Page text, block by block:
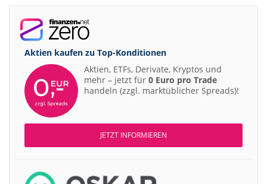
Aktien kaufen zu Top-Konditionen
Aktien, ETFs, Derivate, Kryptos und
mehr – jetzt für 0 Euro pro Trade
handeln (zzgl. marktüblicher Spreads)!
JETZT INFORMIEREN